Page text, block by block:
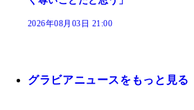
2026年08月03日 21:00
グラビアニュースをもっと見る